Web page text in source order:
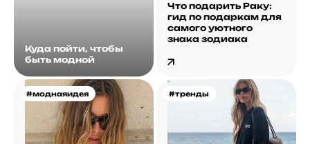
Куда пойти, чтобы
быть модной
Что подарить Раку:
гид по подаркам для
самого уютного
знака зодиака
#моднаяидея #тренды